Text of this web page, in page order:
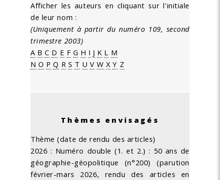
Afficher les auteurs en cliquant sur l'initiale
de leur nom :
(Uniquement à partir du numéro 109, second
trimestre 2003)
A B C D E F G H I J K L M
N O P Q R S T U V W X Y Z
Thèmes envisagés
Thème (date de rendu des articles)
2026 : Numéro double (1. et 2.) : 50 ans de
géographie-géopolitique (n°200) (parution
février-mars 2026, rendu des articles en